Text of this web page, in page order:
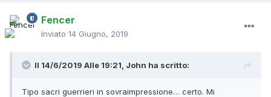
Fencer
Inviato 14 Giugno, 2019
Il 14/6/2019 Alle 19:21, John ha scritto:
Tipo sacri guerrieri in sovraimpressione… certo. Mi